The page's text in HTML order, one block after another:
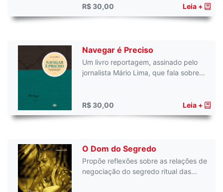
R$ 30,00 Leia +
Navegar é Preciso
Um livro reportagem, assinado pelo
jornalista Mário Lima, que fala sobre…
R$ 30,00 Leia +
O Dom do Segredo
Propõe reflexões sobre as relações de
negociação do segredo ritual das…